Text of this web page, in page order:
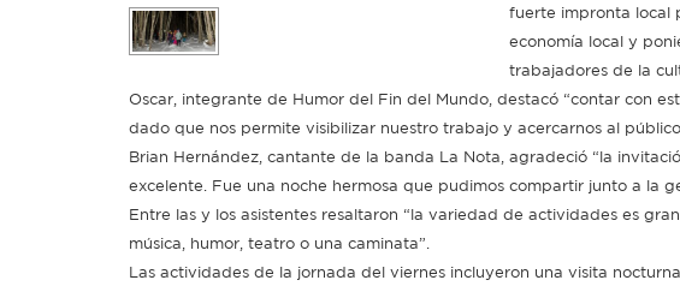
fuerte impronta local
economía local y
trabajadores de la
Oscar, integrante de Humor del Fin del Mundo, destacó “contar con
dado que nos permite visibilizar nuestro trabajo y acercarnos al
Brian Hernández, cantante de la banda La Nota, agradeció “la
excelente. Fue una noche hermosa que pudimos compartir junto a la
Entre las y los asistentes resaltaron “la variedad de actividades es
música, humor, teatro o una caminata”.
Las actividades de la jornada del viernes incluyeron una visita